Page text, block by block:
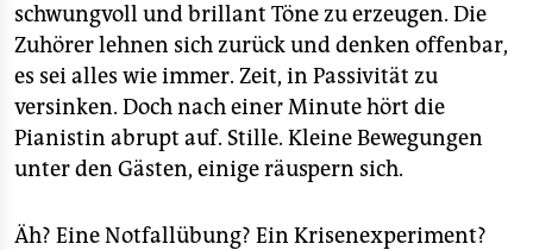
schwungvoll und brillant Töne zu erzeugen. Die
Zuhörer lehnen sich zurück und denken offenbar,
es sei alles wie immer. Zeit, in Passivität zu
versinken. Doch nach einer Minute hört die
Pianistin abrupt auf. Stille. Kleine Bewegungen
unter den Gästen, einige räuspern sich.
Äh? Eine Notfallübung? Ein Krisenexperiment?